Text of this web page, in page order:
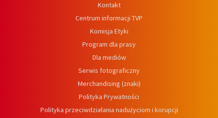
Kontakt
Centrum informacji TVP
Komisja Etyki
Program dla prasy
Dla mediów
Serwis fotograficzny
Merchandising (znaki)
Polityka Prywatności
Polityka przeciwdziałania nadużyciom i korupcji